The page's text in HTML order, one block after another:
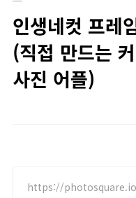
인생네컷 프레
(직접 만드는
사진 어플)
https://photosquare.io